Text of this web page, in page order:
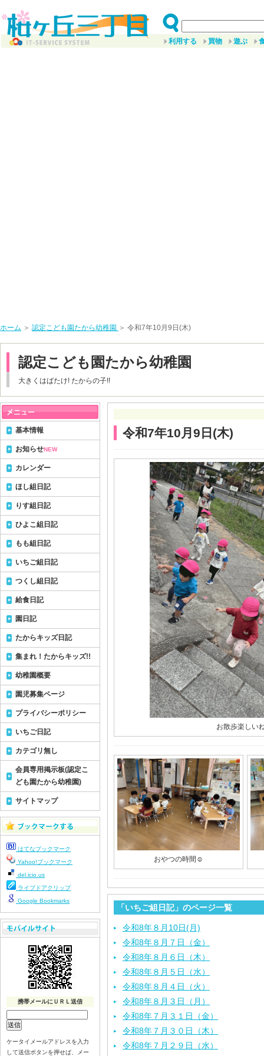
利用する 買物 遊ぶ
ホーム ＞ 認定こども園たから幼稚園 ＞ 令和7年10月9日(木)
認定こども園たから幼稚園
大きくはばたけ! たからの子!!
令和7年10月9日(木)
お散歩楽しい
おやつの時間☺️
「いちご組日記」のページ一覧
令和8年８月10日(月)
令和8年８月７日（金）
令和8年８月６日（木）
令和8年８月５日（水）
令和8年８月４日（火）
令和8年８月３日（月）
令和8年７月３１日（金）
令和8年７月３０日（木）
令和8年７月２９日（水）
基本情報
お知らせNEW
カレンダー
ほし組日記
りす組日記
ひよこ組日記
もも組日記
いちご組日記
つくし組日記
給食日記
園日記
たからキッズ日記
集まれ！たからキッズ!!
幼稚園概要
園児募集ページ
プライバシーポリシー
いちご日記
カテゴリ無し
会員専用掲示板(認定こ
ども園たから幼稚園)
サイトマップ
はてなブックマーク
Yahoo!ブックマーク
del.icio.us
ライブドアクリップ
Google Bookmarks
携帯メールにＵＲＬ送信
ケータイメールアドレスを入力
して送信ボタンを押せば、メー